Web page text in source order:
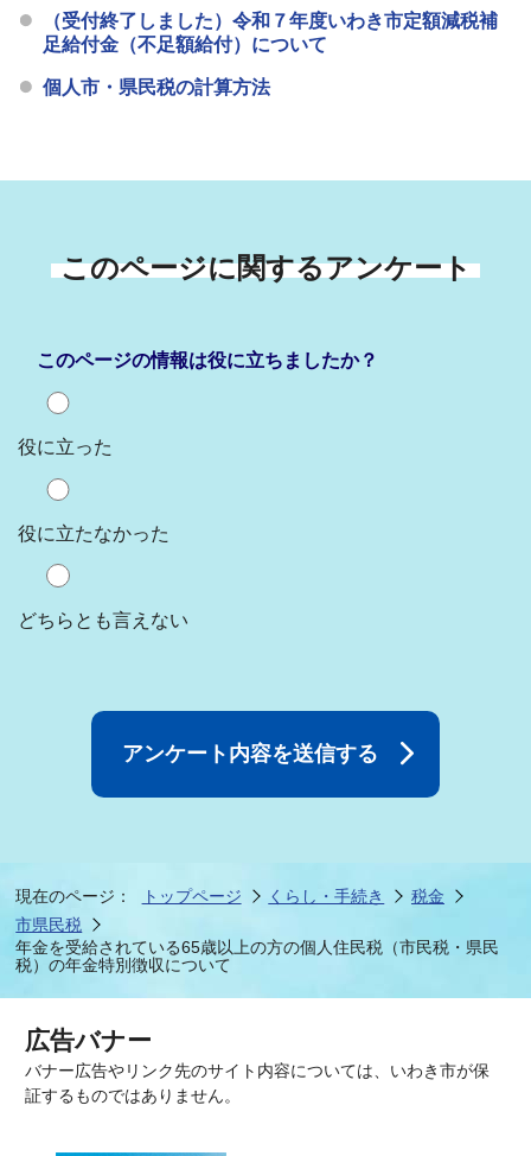
（受付終了しました）令和７年度いわき市定額減税補
足給付金（不足額給付）について
個人市・県民税の計算方法
このページに関するアンケート
このページの情報は役に立ちましたか？
役に立った
役に立たなかった
どちらとも言えない
現在のページ： トップページ くらし・手続き
税金
市県民税
年金を受給されている65歳以上の方の個人住民税（市民税・県民
税）の年金特別徴収について
広告バナー
バナー広告やリンク先のサイト内容については、いわき市が保
証するものではありません。